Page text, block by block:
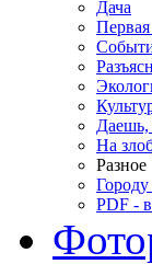
Дача
Даешь,
На
Разное
PDF -